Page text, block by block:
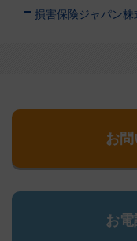
損害保険ジャパン株
お
お